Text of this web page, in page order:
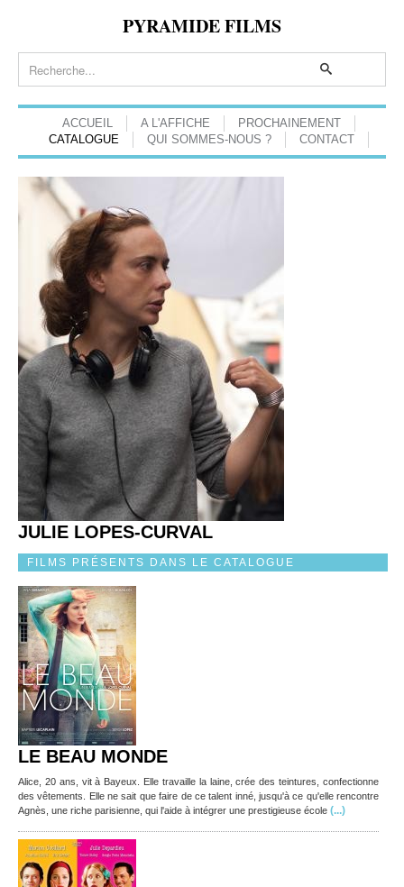
PYRAMIDE FILMS
ACCUEIL A L'AFFICHE
PROCHAINEMENT
CATALOGUE
QUI SOMMES-NOUS ? CONTACT
JULIE LOPES-CURVAL
FILMS PRÉSENTS DANS LE CATALOGUE
LE BEAU MONDE
Alice, 20 ans, vit à Bayeux. Elle travaille la laine, crée des teintures, confectionne
des vêtements. Elle ne sait que faire de ce talent inné, jusqu'à ce qu'elle rencontre
Agnès, une riche parisienne, qui l'aide à intégrer une prestigieuse école (...)